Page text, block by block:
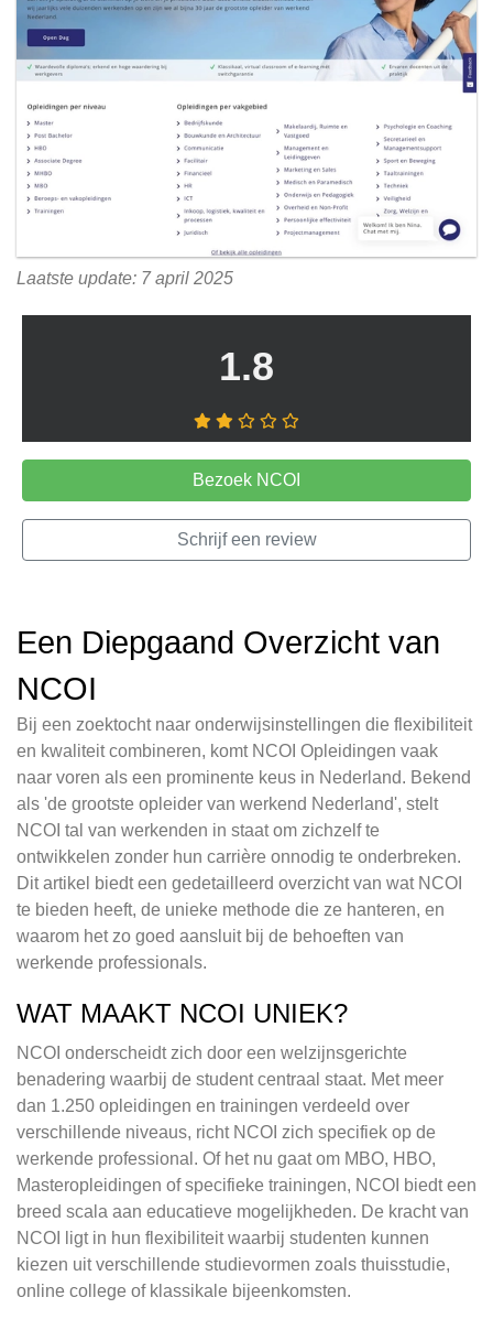
Laatste update: 7 april 2025
1.8
Bezoek NCOI
Schrijf een review
Een Diepgaand Overzicht van
NCOI
Bij een zoektocht naar onderwijsinstellingen die flexibiliteit
en kwaliteit combineren, komt NCOI Opleidingen vaak
naar voren als een prominente keus in Nederland. Bekend
als 'de grootste opleider van werkend Nederland', stelt
NCOI tal van werkenden in staat om zichzelf te
ontwikkelen zonder hun carrière onnodig te onderbreken.
Dit artikel biedt een gedetailleerd overzicht van wat NCOI
te bieden heeft, de unieke methode die ze hanteren, en
waarom het zo goed aansluit bij de behoeften van
werkende professionals.
WAT MAAKT NCOI UNIEK?
NCOI onderscheidt zich door een welzijnsgerichte
benadering waarbij de student centraal staat. Met meer
dan 1.250 opleidingen en trainingen verdeeld over
verschillende niveaus, richt NCOI zich specifiek op de
werkende professional. Of het nu gaat om MBO, HBO,
Masteropleidingen of specifieke trainingen, NCOI biedt een
breed scala aan educatieve mogelijkheden. De kracht van
NCOI ligt in hun flexibiliteit waarbij studenten kunnen
kiezen uit verschillende studievormen zoals thuisstudie,
online college of klassikale bijeenkomsten.